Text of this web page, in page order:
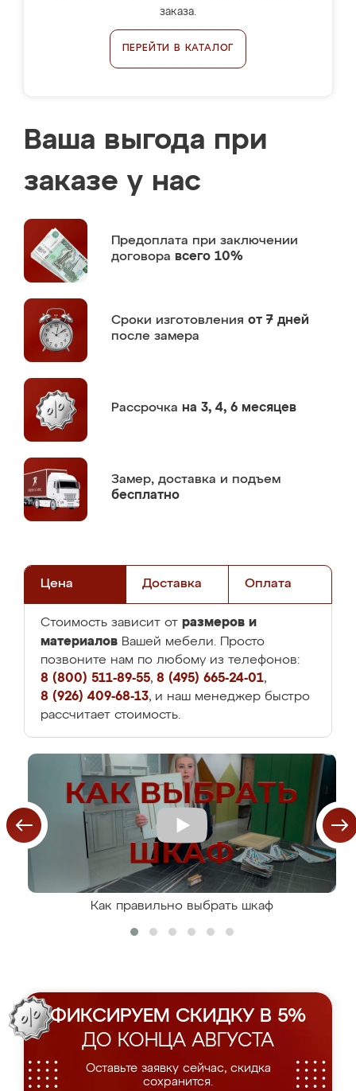
заказа.
ПЕРЕЙТИ В КАТАЛОГ
Ваша выгода при
заказе у нас
Предоплата при заключении
договора всего 10%
Сроки изготовления от 7 дней
после замера
Рассрочка на 3, 4, 6 месяцев
Замер, доставка и подъем
бесплатно
Цена Доставка Оплата
Стоимость зависит от размеров и
материалов Вашей мебели. Просто
позвоните нам по любому из телефонов:
8 (800) 511-89-55, 8 (495) 665-24-01,
8 (926) 409-68-13, и наш менеджер быстро
рассчитает стоимость.
Как правильно выбрать шкаф
ФИКСИРУЕМ СКИДКУ В 5%
ДО КОНЦА АВГУСТА
Оставьте заявку сейчас, скидка
сохранится.